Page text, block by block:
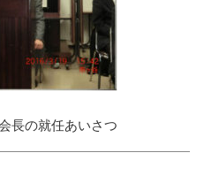
長の就任あいさつ